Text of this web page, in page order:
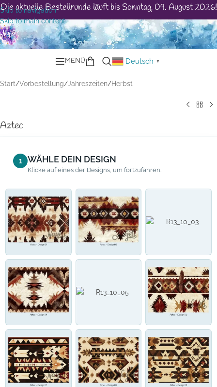
Skip to navigation
Skip to main content
Die aktuelle Bestellrunde läuft bis Sonntag, 09. August 2026!
MENÜ Deutsch ▼
Start/Vorbestellung/Jahreszeiten/Herbst
Aztec
1 WÄHLE DEIN DESIGN
Klicke auf eines der Designs, um fortzufahren.